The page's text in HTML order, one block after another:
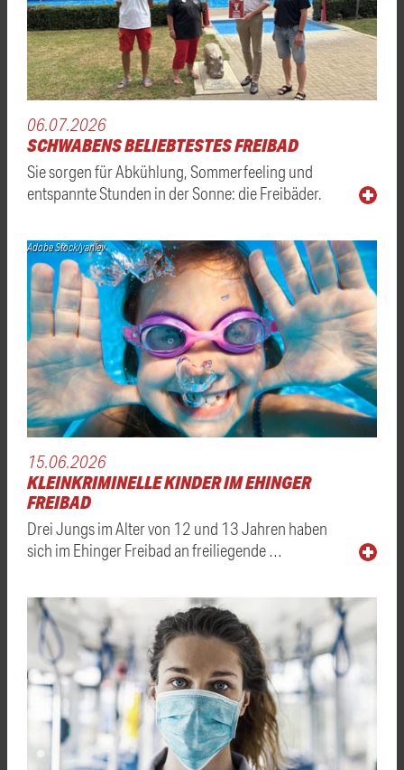
06.07.2026
SCHWABENS BELIEBTESTES FREIBAD
Sie sorgen für Abkühlung, Sommerfeeling und
entspannte Stunden in der Sonne: die Freibäder.
Adobe Stock/yanlev
15.06.2026
KLEINKRIMINELLE KINDER IM EHINGER
FREIBAD
Drei Jungs im Alter von 12 und 13 Jahren haben
sich im Ehinger Freibad an freiliegende …